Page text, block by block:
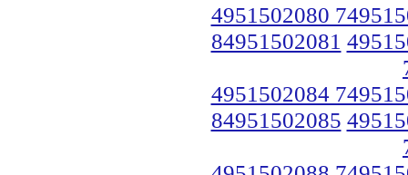
4951502080
84951502081
4951502084
84951502085